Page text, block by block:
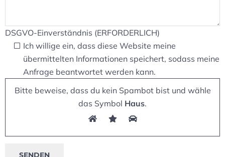
DSGVO-Einverständnis (ERFORDERLICH)
Ich willige ein, dass diese Website meine
übermittelten Informationen speichert, sodass meine
Anfrage beantwortet werden kann.
Bitte beweise, dass du kein Spambot bist und wähle
das Symbol Haus.